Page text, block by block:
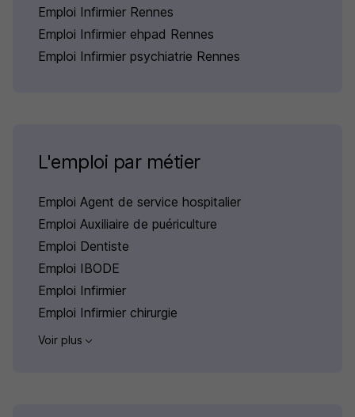
Emploi Infirmier Rennes
Emploi Infirmier ehpad Rennes
Emploi Infirmier psychiatrie Rennes
L'emploi par métier
Emploi Agent de service hospitalier
Emploi Auxiliaire de puériculture
Emploi Dentiste
Emploi IBODE
Emploi Infirmier
Emploi Infirmier chirurgie
Voir plus